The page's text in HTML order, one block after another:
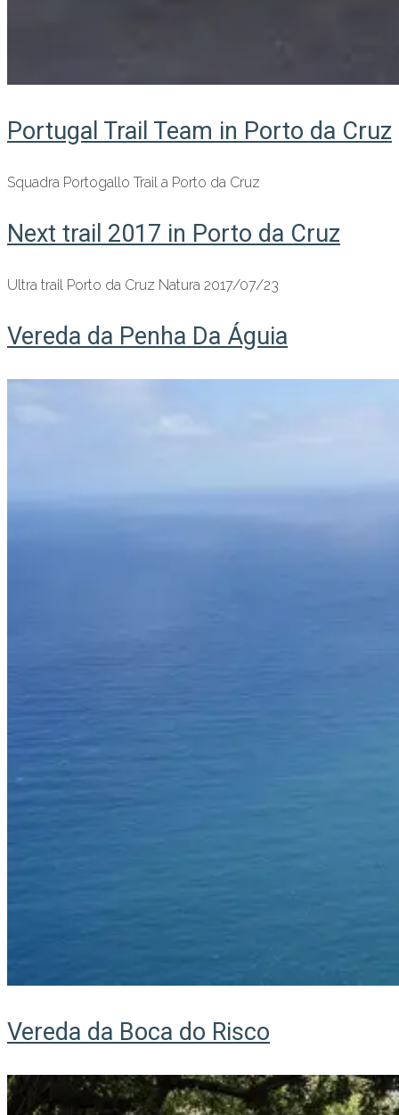
Portugal Trail Team in Porto da Cruz
Squadra Portogallo Trail a Porto da Cruz
Next trail 2017 in Porto da Cruz
Ultra trail Porto da Cruz Natura 2017/07/23
Vereda da Penha Da Águia
Vereda da Boca do Risco